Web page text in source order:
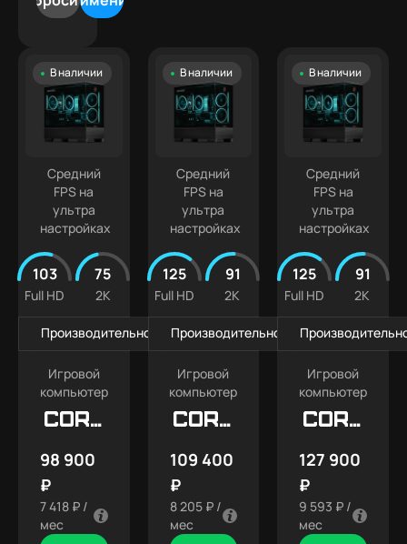
000 ₽
000 ₽
+
5070
9
Ultra
5
Intel
Ultra 7
Лучшая
ПК
Компактные
ПК
Кастомизированные
В наличии
Средний
FPS на
ультра
настройках
103
Full HD
75
2K
Производительность в играх
Игровой
компьютер
Core
98 900
₽
7 418 ₽ /
мес
В наличии
Средний
FPS на
ультра
настройках
125
Full HD
91
2K
Производительность в играх
Игровой
компьютер
Core
109 400
₽
8 205 ₽ /
мес
В наличии
Средний
FPS на
ультра
настройках
125
Full HD
91
2K
Игровой
компьютер
Core
127 900
₽
9 593 ₽ /
мес